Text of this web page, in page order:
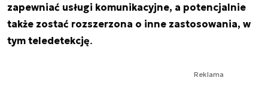
zapewniać usługi komunikacyjne, a potencjalnie
także zostać rozszerzona o inne zastosowania, w
tym teledetekcję.
Reklama